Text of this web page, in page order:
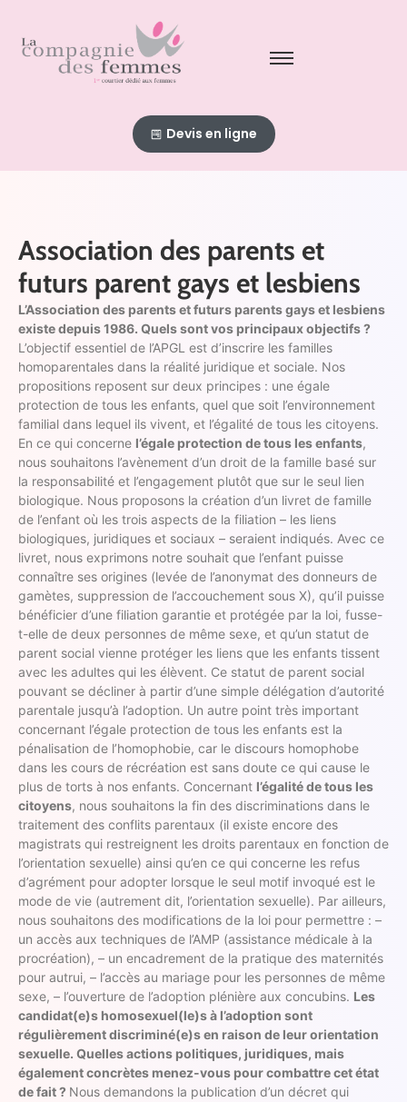
Devis en ligne
Association des parents et
futurs parent gays et lesbiens
L’Association des parents et futurs parents gays et lesbiens
existe depuis 1986. Quels sont vos principaux objectifs ?
L’objectif essentiel de l’APGL est d’inscrire les familles
homoparentales dans la réalité juridique et sociale. Nos
propositions reposent sur deux principes : une égale
protection de tous les enfants, quel que soit l’environnement
familial dans lequel ils vivent, et l’égalité de tous les citoyens.
En ce qui concerne l’égale protection de tous les enfants,
nous souhaitons l’avènement d’un droit de la famille basé sur
la responsabilité et l’engagement plutôt que sur le seul lien
biologique. Nous proposons la création d’un livret de famille
de l’enfant où les trois aspects de la filiation – les liens
biologiques, juridiques et sociaux – seraient indiqués. Avec ce
livret, nous exprimons notre souhait que l’enfant puisse
connaître ses origines (levée de l’anonymat des donneurs de
gamètes, suppression de l’accouchement sous X), qu’il puisse
bénéficier d’une filiation garantie et protégée par la loi, fusse-
t-elle de deux personnes de même sexe, et qu’un statut de
parent social vienne protéger les liens que les enfants tissent
avec les adultes qui les élèvent. Ce statut de parent social
pouvant se décliner à partir d’une simple délégation d’autorité
parentale jusqu’à l’adoption. Un autre point très important
concernant l’égale protection de tous les enfants est la
pénalisation de l’homophobie, car le discours homophobe
dans les cours de récréation est sans doute ce qui cause le
plus de torts à nos enfants. Concernant l’égalité de tous les
citoyens, nous souhaitons la fin des discriminations dans le
traitement des conflits parentaux (il existe encore des
magistrats qui restreignent les droits parentaux en fonction de
l’orientation sexuelle) ainsi qu’en ce qui concerne les refus
d’agrément pour adopter lorsque le seul motif invoqué est le
mode de vie (autrement dit, l’orientation sexuelle). Par ailleurs,
nous souhaitons des modifications de la loi pour permettre : –
un accès aux techniques de l’AMP (assistance médicale à la
procréation), – un encadrement de la pratique des maternités
pour autrui, – l’accès au mariage pour les personnes de même
sexe, – l’ouverture de l’adoption plénière aux concubins. Les
candidat(e)s homosexuel(le)s à l’adoption sont
régulièrement discriminé(e)s en raison de leur orientation
sexuelle. Quelles actions politiques, juridiques, mais
également concrètes menez-vous pour combattre cet état
de fait ? Nous demandons la publication d’un décret qui